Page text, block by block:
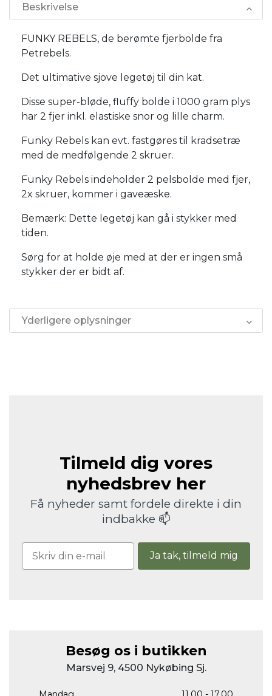
Beskrivelse
FUNKY REBELS, de berømte fjerbolde fra
Petrebels.
Det ultimative sjove legetøj til din kat.
Disse super-bløde, fluffy bolde i 1000 gram plys
har 2 fjer inkl. elastiske snor og lille charm.
Funky Rebels kan evt. fastgøres til kradsetræ
med de medfølgende 2 skruer.
Funky Rebels indeholder 2 pelsbolde med fjer,
2x skruer, kommer i gaveæske.
Bemærk: Dette legetøj kan gå i stykker med
tiden.
Sørg for at holde øje med at der er ingen små
stykker der er bidt af.
Yderligere oplysninger
Tilmeld dig vores
nyhedsbrev her
Få nyheder samt fordele direkte i din
indbakke 📫
Ja tak, tilmeld mig
Besøg os i butikken
Marsvej 9, 4500 Nykøbing Sj.